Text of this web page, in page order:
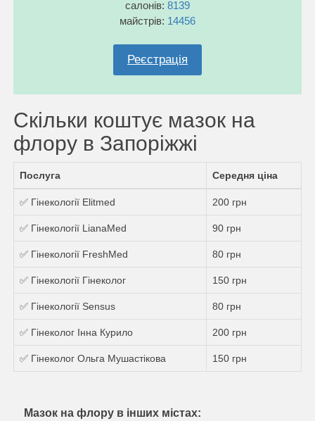
салонів: 8139
майстрів: 14456
Реєстрація
Скільки коштує мазок на
флору в Запоріжжі
Послуга Середня ціна
✅ Гінекології Elitmed 200 грн
✅ Гінекології LianaMed 90 грн
✅ Гінекології FreshMed 80 грн
✅ Гінекології Гінеколог 150 грн
✅ Гінекології Sensus 80 грн
✅ Гінеколог Інна Курило 200 грн
✅ Гінеколог Ольга Мушастікова 150 грн
Мазок на флору в інших містах: